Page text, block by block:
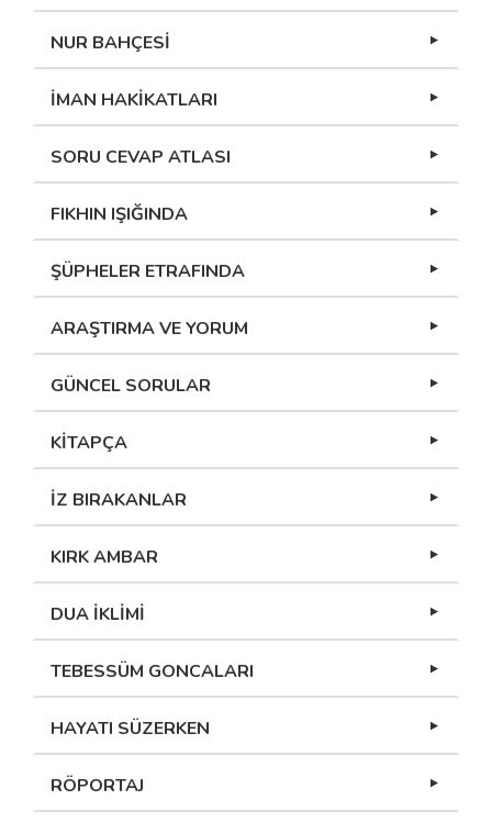
NUR BAHÇESİ
İMAN HAKİKATLARI
SORU CEVAP ATLASI
FIKHIN IŞIĞINDA
ŞÜPHELER ETRAFINDA
ARAŞTIRMA VE YORUM
GÜNCEL SORULAR
KİTAPÇA
İZ BIRAKANLAR
KIRK AMBAR
DUA İKLİMİ
TEBESSÜM GONCALARI
HAYATI SÜZERKEN
RÖPORTAJ